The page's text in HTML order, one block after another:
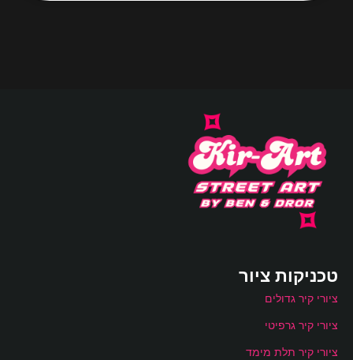
טכניקות ציור
ציורי קיר גדולים
ציורי קיר גרפיטי
ציורי קיר תלת מימד